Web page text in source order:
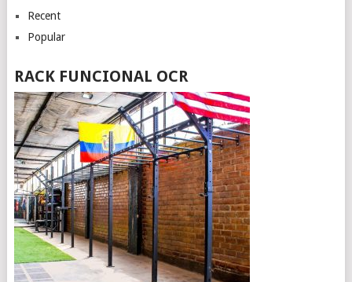
Recent
Popular
RACK FUNCIONAL OCR